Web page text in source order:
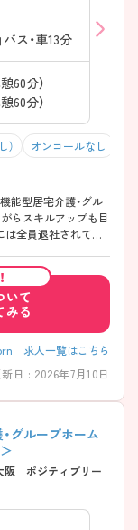
ス・車13分
60分）
60分）
） オンコールなし
能型居宅介護・グル
いて
みる
求人一覧はこちら
日 : 2026年7月10日
グループホーム
阪 ポジティブリー